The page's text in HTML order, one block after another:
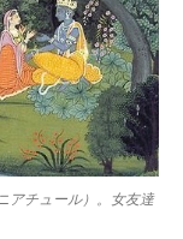
アチュール）。女友達